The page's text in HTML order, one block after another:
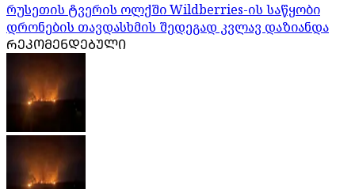
რუსეთის ტვერის ოლქში Wildberries-ის საწყობი
დრონების თავდასხმის შედეგად კვლავ დაზიანდა
ᲠᲔᲙᲝᲛᲔᲜᲓᲔᲑᲣᲚᲘ